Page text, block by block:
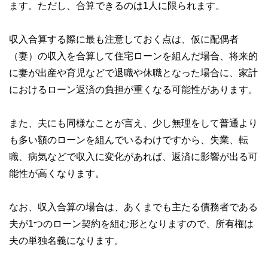
ます。ただし、合算できるのは1人に限られます。
収入合算する際に最も注意しておく点は、仮に配偶者
（妻）の収入を合算して住宅ローンを組んだ場合、将来的
に妻が出産や育児などで退職や休職となった場合に、家計
におけるローン返済の負担が重くなる可能性があります。
また、夫にも同様なことが言え、少し無理をして普通より
も多い額のローンを組んでいるわけですから、失業、転
職、病気などで収入に変化があれば、返済に影響が出る可
能性が高くなります。
なお、収入合算の場合は、あくまでも主たる債務者である
夫が1つのローン契約を組む形となりますので、所有権は
夫の単独名義になります。